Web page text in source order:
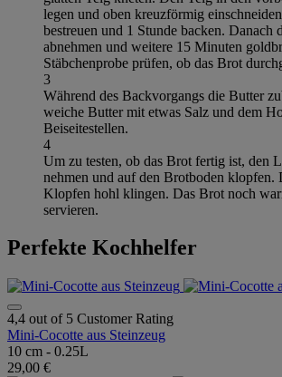
legen und oben kreuzförmig
bestreuen und 1 Stunde backen. Danach
abnehmen und weitere 15 Minuten
Stäbchenprobe prüfen, ob das Brot
3
Während des Backvorgangs die Butter
weiche Butter mit etwas Salz und dem
Beiseitestellen.
4
Um zu testen, ob das Brot fertig ist, den
nehmen und auf den Brotboden klopfen.
Klopfen hohl klingen. Das Brot noch
servieren.
Perfekte Kochhelfer
4,4 out of 5 Customer Rating
Mini-Cocotte aus Steinzeug
10 cm - 0.25L
29,00 €